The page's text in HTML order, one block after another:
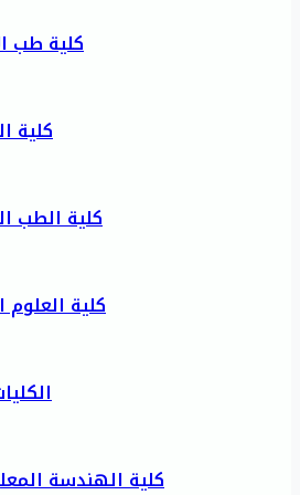
كلية طب
كلية
كلية الطب
كلية العلوم
كلية الهندسة